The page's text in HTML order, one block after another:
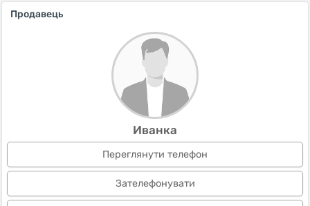
Продавець
Иванка
Переглянути телефон
Зателефонувати